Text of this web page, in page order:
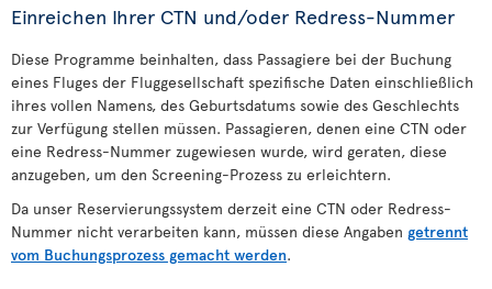
Einreichen Ihrer CTN und/oder Redress-Nummer
Diese Programme beinhalten, dass Passagiere bei der Buchung
eines Fluges der Fluggesellschaft spezifische Daten einschließlich
ihres vollen Namens, des Geburtsdatums sowie des Geschlechts
zur Verfügung stellen müssen. Passagieren, denen eine CTN oder
eine Redress-Nummer zugewiesen wurde, wird geraten, diese
anzugeben, um den Screening-Prozess zu erleichtern.
Da unser Reservierungssystem derzeit eine CTN oder Redress-
Nummer nicht verarbeiten kann, müssen diese Angaben getrennt
vom Buchungsprozess gemacht werden.